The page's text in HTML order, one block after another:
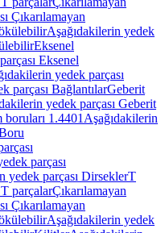
Çıkarılamayan
Aşağıdakilerin yedek
Eksenel
Eksenel
yedek parçası
parçası BağlantılarGeberit
yedek parçası Geberit
boruları 1.4401 Aşağıdakilerin
parçası
yedek parçası DirseklerT
parçalarÇıkarılamayan
Çıkarılamayan
Aşağıdakilerin yedek